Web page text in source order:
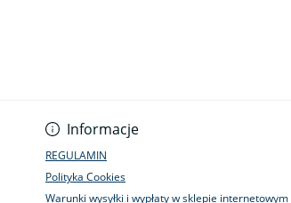
Informacje
REGULAMIN
Polityka Cookies
Warunki wysyłki i wypłaty w sklepie internetowym